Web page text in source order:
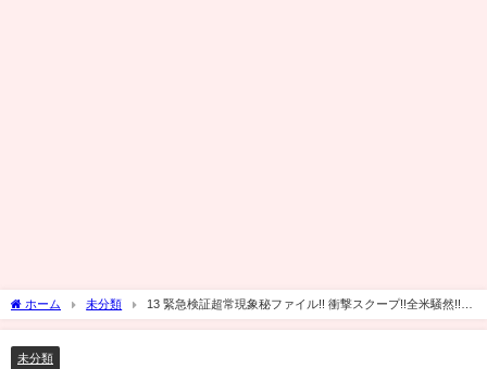
ホーム 未分類
13 緊急検証超常現象秘ファイル!! 衝撃スクープ!!全米騒然!!犠
牲者46人出した凶悪UMAモスマン日本発!!
未分類